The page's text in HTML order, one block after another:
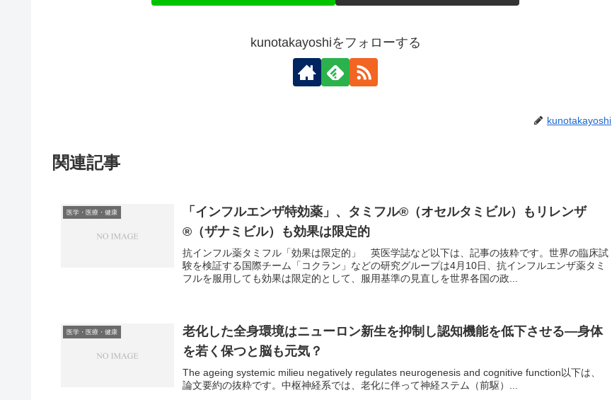
kunotakayoshiをフォローする
kunotakayoshi
関連記事
医学・医療・健康
「インフルエンザ特効薬」、タミフル®（オセルタミビル）もリレンザ
®（ザナミビル）も効果は限定的
抗インフル薬タミフル「効果は限定的」 英医学誌など以下は、記事の抜粋です。世界の臨床試
験を検証する国際チーム「コクラン」などの研究グループは4月10日、抗インフルエンザ薬タミ
フルを服用しても効果は限定的として、服用基準の見直しを世界各国の政...
医学・医療・健康
老化した全身環境はニューロン新生を抑制し認知機能を低下させる―身体
を若く保つと脳も元気？
The ageing systemic milieu negatively regulates neurogenesis and cognitive function以下は、
論文要約の抜粋です。中枢神経系では、老化に伴って神経ステム（前駆）...